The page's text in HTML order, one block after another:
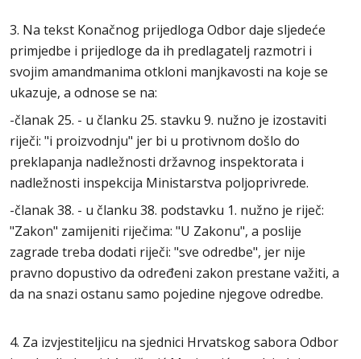
3. Na tekst Konačnog prijedloga Odbor daje sljedeće
primjedbe i prijedloge da ih predlagatelj razmotri i
svojim amandmanima otkloni manjkavosti na koje se
ukazuje, a odnose se na:
-članak 25. - u članku 25. stavku 9. nužno je izostaviti
riječi: "i proizvodnju" jer bi u protivnom došlo do
preklapanja nadležnosti državnog inspektorata i
nadležnosti inspekcija Ministarstva poljoprivrede.
-članak 38. - u članku 38. podstavku 1. nužno je riječ:
"Zakon" zamijeniti riječima: "U Zakonu", a poslije
zagrade treba dodati riječi: "sve odredbe", jer nije
pravno dopustivo da određeni zakon prestane važiti, a
da na snazi ostanu samo pojedine njegove odredbe.
4. Za izvjestiteljicu na sjednici Hrvatskog sabora Odbor